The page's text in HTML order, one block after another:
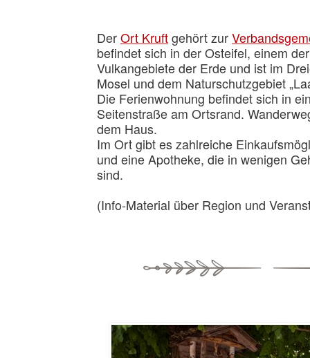
DerOrt Kruftgehört zur
befindet sich in der Osteifel, einem
Vulkangebiete der Erde und ist im
Mosel und dem Naturschutzgebiet
Die Ferienwohnung befindet sich in
Seitenstraße am Ortsrand.
dem Haus.
Im Ort gibt es zahlreiche
und eine Apotheke, die in wenigen
sind.
(Info-Material über Region und